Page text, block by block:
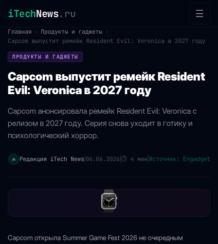
iTechNews.ru ☰
Главная › Продукты и гаджеты ›
Capcom выпустит ремейк Resident Evil: Veronica в 2027 году
ПРОДУКТЫ И ГАДЖЕТЫ
Capcom выпустит ремейк Resident
Evil: Veronica в 2027 году
Capcom анонсировала ремейк Resident Evil: Veronica с
релизом в 2027 году. Серия снова уходит в готику и
психологический хоррор.
✍️ Редакция iTech News 06.06.2026⏱ 4 мин Источник: Engadget
Capcom открыла Summer Game Fest 2026 не очередным